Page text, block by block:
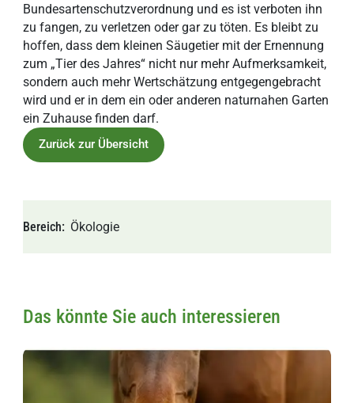
Bundesartenschutzverordnung und es ist verboten ihn
zu fangen, zu verletzen oder gar zu töten. Es bleibt zu
hoffen, dass dem kleinen Säugetier mit der Ernennung
zum „Tier des Jahres“ nicht nur mehr Aufmerksamkeit,
sondern auch mehr Wertschätzung entgegengebracht
wird und er in dem ein oder anderen naturnahen Garten
ein Zuhause finden darf.
Bereich Ökologie
Das könnte Sie auch interessieren
Zurück zur Übersicht